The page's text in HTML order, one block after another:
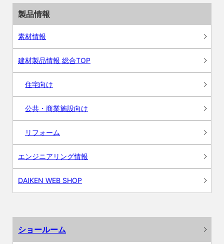
製品情報
素材情報
建材製品情報 総合TOP
住宅向け
公共・商業施設向け
リフォーム
エンジニアリング情報
DAIKEN WEB SHOP
ショールーム